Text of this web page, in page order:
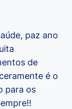
paz ano
de
é o
para os